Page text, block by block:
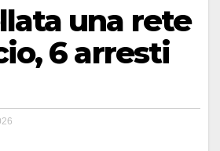
una rete
6 arresti